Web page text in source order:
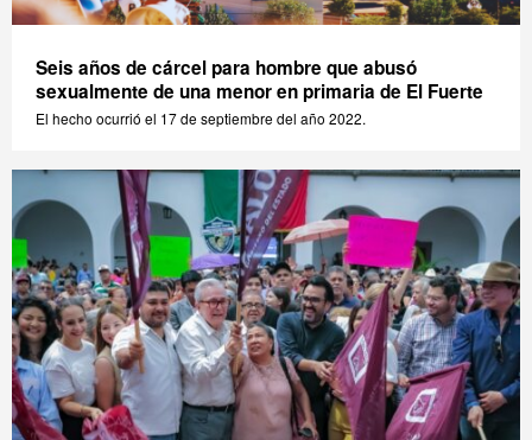
Seis años de cárcel para hombre que abusó
sexualmente de una menor en primaria de El Fuerte
El hecho ocurrió el 17 de septiembre del año 2022.